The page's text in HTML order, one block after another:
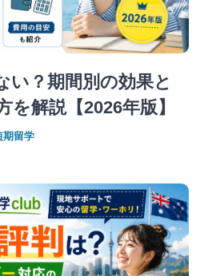
い？期間別の効果と
を解説【2026年版】
期留学